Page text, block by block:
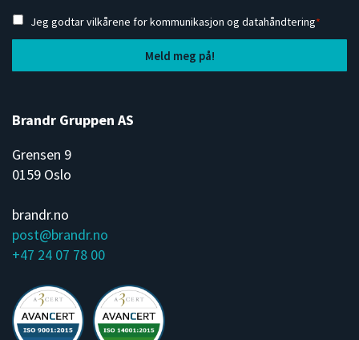
Jeg godtar vilkårene for kommunikasjon og datahåndtering*
Brandr Gruppen AS
Grensen 9
0159 Oslo
brandr.no
post@brandr.no
+47 24 07 78 00